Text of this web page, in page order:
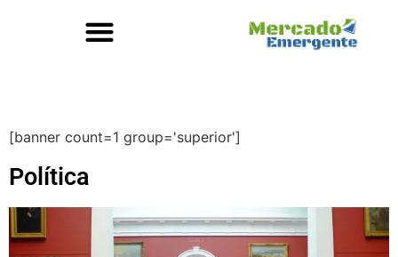
[banner count=1 group='superior']
Política